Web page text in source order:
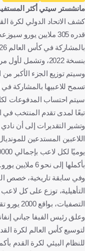
مانشستر سيتي أكثر
كشف الاتحاد الدولي لكرة
قدره 305 ملايين يورو
بنسخة 2022، وتشمل لأول مرة تعويضات عن مباريات التصفيات.
تبعًا لمدى تقدم المنتخب
وتشير التقديرات إلى أن
بأكملها إلى نحو 6 ملايين يورو.
التصفيات، بواقع 2000 يورو تقريبًا لكل لاعب في كل مباراة.
وعلق رئيس الفيفا جياني
لتوسيع كأس العالم لكرة
للنظام البيئي لكرة القدم